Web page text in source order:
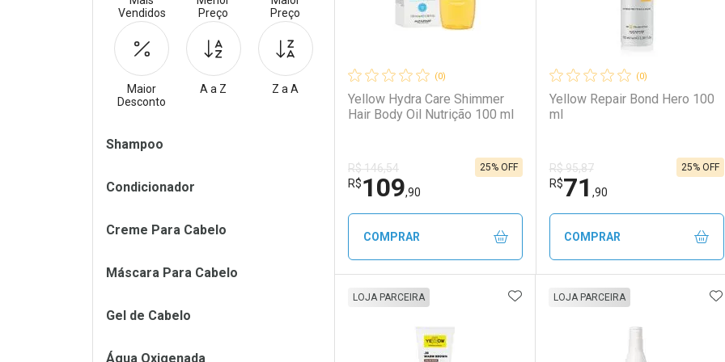
(0)
Yellow Hydra Care Shimmer
Hair Body Oil Nutrição 100 ml
R$ 146,54
R$109,90
25% OFF
COMPRAR
FECHAR
Laboratório
FECHAR
Por Menos
(0)
Yellow Repair Bond Hero 100
ml
R$ 95,87
R$71 ,90
25% OFF
COMPRAR
Laboratório
Por Menos
LOJA PARCEIRA ADICIONAR AOS FAVORITOS
LOJA PARCEIRA
Vendidos
Preço
Preço
Maior
Desconto
A a Z Z a A
Filtros
Shampoo
Condicionador
Creme Para Cabelo
Máscara Para Cabelo
Gel de Cabelo
Água Oxigenada